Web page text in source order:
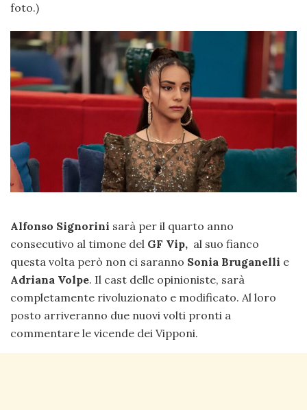
foto.)
Alfonso Signorini sarà per il quarto anno
consecutivo al timone del GF Vip, al suo fianco
questa volta però non ci saranno Sonia Bruganelli e
Adriana Volpe. Il cast delle opinioniste, sarà
completamente rivoluzionato e modificato. Al loro
posto arriveranno due nuovi volti pronti a
commentare le vicende dei Vipponi.